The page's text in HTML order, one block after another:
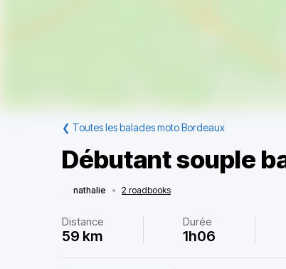
❮ Toutes les balades moto Bordeaux
Débutant souple
nathalie • 2 roadbooks
Distance
59 km
Durée
1h06